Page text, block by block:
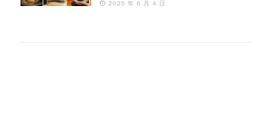
2025 年 6 月 4 日